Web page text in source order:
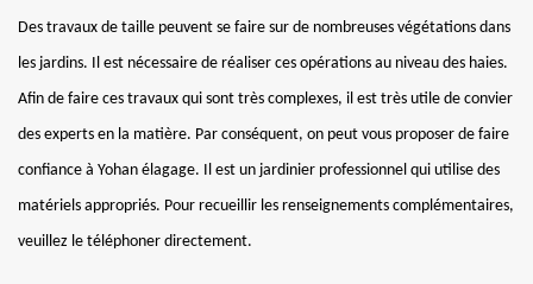
Des travaux de taille peuvent se faire sur de nombreuses végétations dans
les jardins. Il est nécessaire de réaliser ces opérations au niveau des haies.
Afin de faire ces travaux qui sont très complexes, il est très utile de convier
des experts en la matière. Par conséquent, on peut vous proposer de faire
confiance à Yohan élagage. Il est un jardinier professionnel qui utilise des
matériels appropriés. Pour recueillir les renseignements complémentaires,
veuillez le téléphoner directement.